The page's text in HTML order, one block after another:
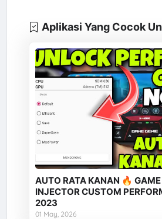
Aplikasi Yang Cocok
AUTO RATA KANAN 🔥 GAME
INJECTOR CUSTOM
2023
01 May, 2026